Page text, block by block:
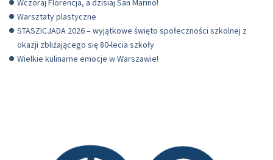
Wczoraj Florencja, a dzisiaj San Marino!
Warsztaty plastyczne
STASZICJADA 2026 – wyjątkowe święto społeczności szkolnej z
okazji zbliżającego się 80-lecia szkoły
Wielkie kulinarne emocje w Warszawie!